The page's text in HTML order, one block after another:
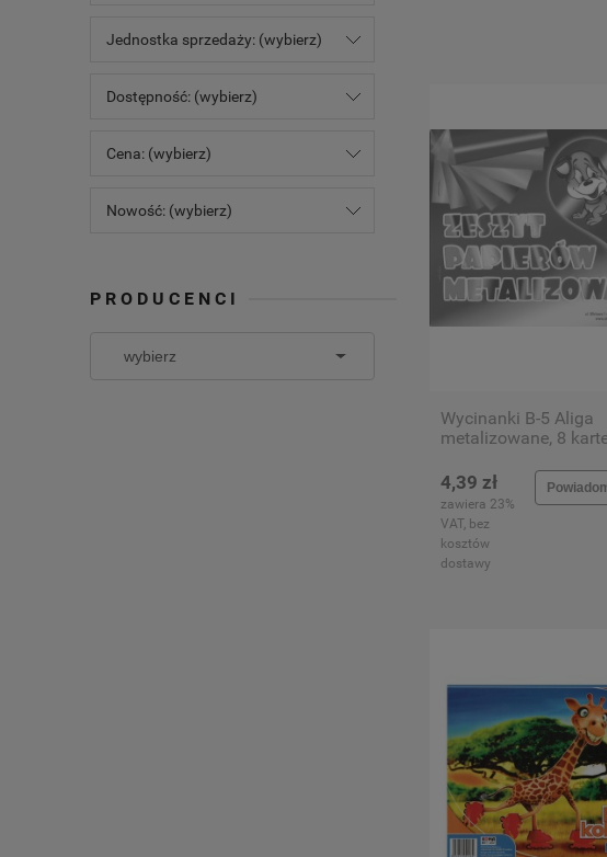
Wycinanki B-5 Aliga
metalizowane, 8
4,39 zł
zawiera 23%
VAT, bez
kosztów
dostawy
Jednostka sprzedaży: (wybierz)
Dostępność: (wybierz)
Cena: (wybierz)
Nowość: (wybierz)
PRODUCENCI